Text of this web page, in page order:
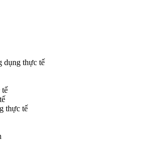
dụng thực tế
tế
thực tế